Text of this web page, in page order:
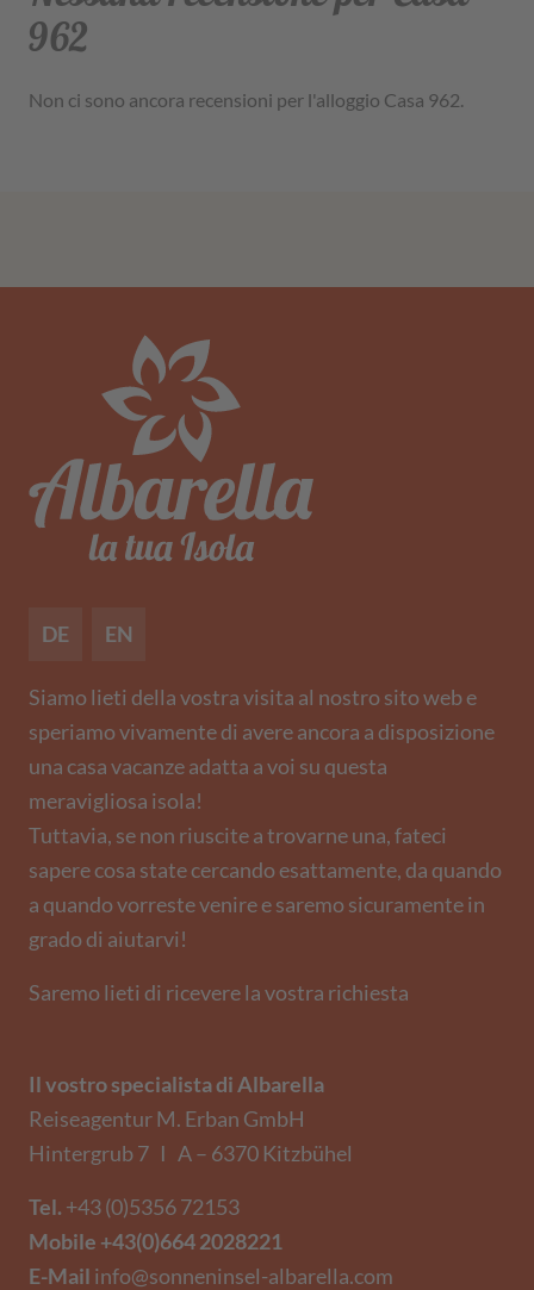
962
Non ci sono ancora recensioni per l'alloggio Casa 962.
DE EN
Siamo lieti della vostra visita al nostro sito web e
speriamo vivamente di avere ancora a disposizione
una casa vacanze adatta a voi su questa
meravigliosa isola!
Tuttavia, se non riuscite a trovarne una, fateci
sapere cosa state cercando esattamente, da quando
a quando vorreste venire e saremo sicuramente in
grado di aiutarvi!
Saremo lieti di ricevere la vostra richiesta
Il vostro specialista di Albarella
Reiseagentur M. Erban GmbH
Hintergrub 7 I A – 6370 Kitzbühel
Tel. +43 (0)5356 72153
Mobile +43(0)664 2028221
E-Mail info@sonneninsel-albarella.com